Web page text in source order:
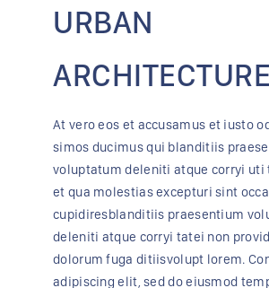
URBAN
ARCHITECTURE
At vero eos et accusamus et iusto
simos ducimus qui blanditiis
voluptatum deleniti atque corryi uti
et qua molestias excepturi sint
cupidiresblanditiis praesentium
deleniti atque corryi tatei non
dolorum fuga ditiisvolupt lorem.
adipiscing elit, sed do eiusmod